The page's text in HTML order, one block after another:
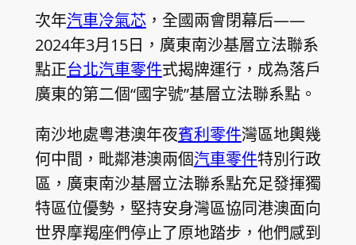
次年汽車冷氣芯，全國兩會閉幕后——
2024年3月15日，廣東南沙基層立法聯系
點正台北汽車零件式揭牌運行，成為落戶
廣東的第二個“國字號”基層立法聯系點。
南沙地處粵港澳年夜賓利零件灣區地輿幾
何中間，毗鄰港澳兩個汽車零件特別行政
區，廣東南沙基層立法聯系點充足發揮獨
特區位優勢，堅持安身灣區協同港澳面向
世界摩羯座們停止了原地踏步，他們感到